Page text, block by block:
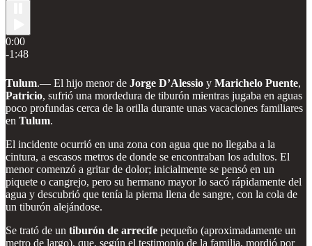
0:00
-1:48
Tulum.— El hijo menor de Jorge D’Alessio y Marichelo Puente,
Patricio, sufrió una mordedura de tiburón mientras jugaba en aguas
poco profundas cerca de la orilla durante unas vacaciones familiares
en Tulum.
El incidente ocurrió en una zona con agua que no llegaba a la
cintura, a escasos metros de donde se encontraban los adultos. El
menor comenzó a gritar de dolor; inicialmente se pensó en un
piquete o cangrejo, pero su hermano mayor lo sacó rápidamente del
agua y descubrió que tenía la pierna llena de sangre, con la cola de
un tiburón alejándose.
Se trató de un tiburón de arrecife pequeño (aproximadamente un
metro de largo), que, según el testimonio de la familia, mordió por